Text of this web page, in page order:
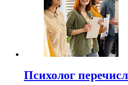
Психолог